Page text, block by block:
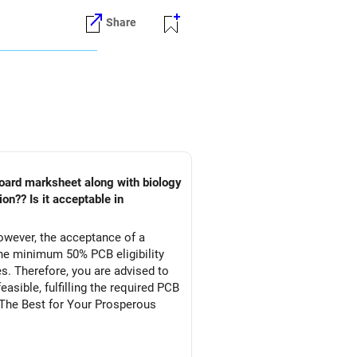
है।
को प्राथमिकता देने और सोच-
Share
the acceptance of a
minimum 50% PCB eligibility
Therefore, you are advised to
fulfilling the required PCB
Best for Your Prosperous